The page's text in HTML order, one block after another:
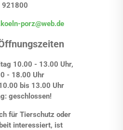
921800
porz@web.de
10.00 - 13.00 Uhr,
- 18.00 Uhr
bis 13.00 Uhr
geschlossen!
für Tierschutz oder
interessiert, ist